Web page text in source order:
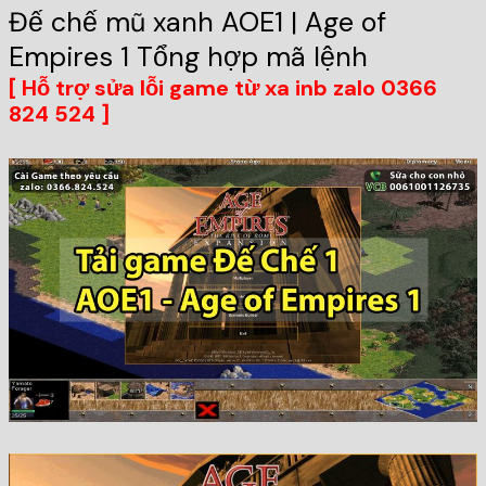
Đế chế mũ xanh AOE1 | Age of
Empires 1 Tổng hợp mã lệnh
[ Hỗ trợ sửa lỗi game từ xa inb zalo 0366
824 524 ]